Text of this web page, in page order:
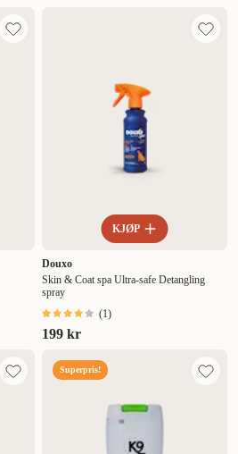
KJØP
Douxo
Skin & Coat spa Ultra-safe Detangling
spray
(1)
199 kr
Superpris!